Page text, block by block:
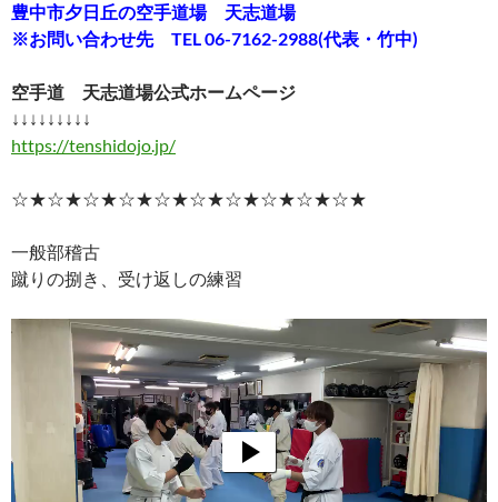
豊中市夕日丘の空手道場 天志道場
※お問い合わせ先 TEL 06-7162-2988(代表・竹中)
空手道 天志道場公式ホームページ
↓↓↓↓↓↓↓↓↓
https://tenshidojo.jp/
☆★☆★☆★☆★☆★☆★☆★☆★☆★☆★
一般部稽古
蹴りの捌き、受け返しの練習
動
ヤ
ー